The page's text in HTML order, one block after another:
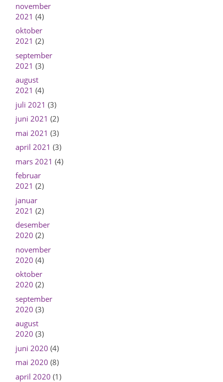
november
2021 (4)
oktober
2021 (2)
september
2021 (3)
august
2021 (4)
juli 2021 (3)
juni 2021 (2)
mai 2021 (3)
april 2021 (3)
mars 2021 (4)
februar
2021 (2)
januar
2021 (2)
desember
2020 (2)
november
2020 (4)
oktober
2020 (2)
september
2020 (3)
august
2020 (3)
juni 2020 (4)
mai 2020 (8)
april 2020 (1)